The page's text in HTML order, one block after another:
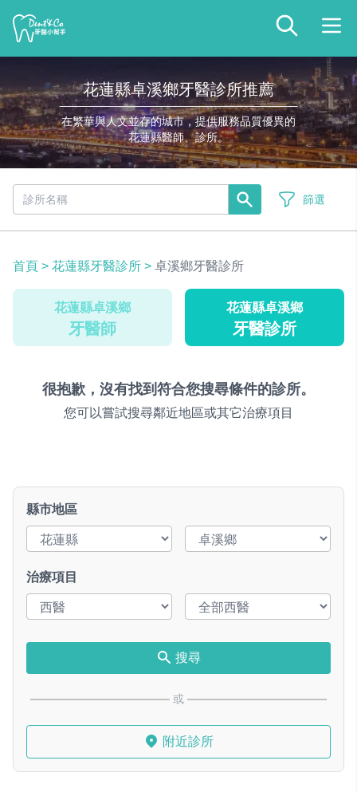
花蓮縣卓溪鄉牙醫診所推薦
在繁華與人文並存的城市，提供服務品質優異的
花蓮縣醫師、診所。
篩選
首頁 > 花蓮縣牙醫診所 > 卓溪鄉牙醫診所
花蓮縣卓溪鄉
牙醫師
花蓮縣卓溪鄉
牙醫診所
很抱歉，沒有找到符合您搜尋條件的診所。
您可以嘗試搜尋鄰近地區或其它治療項目
縣市地區
治療項目
搜尋
或
附近診所